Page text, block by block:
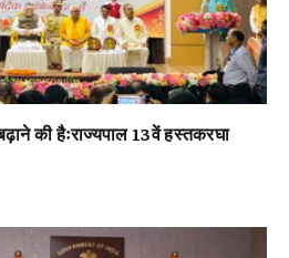
की हैःराज्यपाल 13वें हस्तकरघा